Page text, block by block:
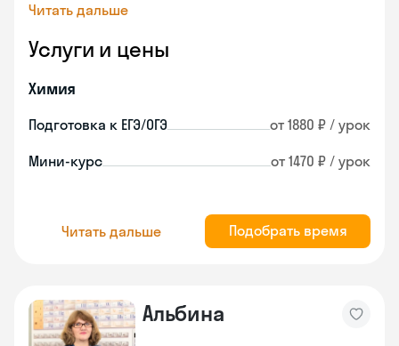
Читать дальше
Услуги и цены
Химия
Подготовка к ЕГЭ/ОГЭ от 1880 ₽ / урок
Мини-курс от 1470 ₽ / урок
Читать дальше Подобрать время
Альбина